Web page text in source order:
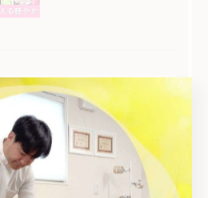
Tags
どのくらい 安城市 整体
キッズ 筋肉